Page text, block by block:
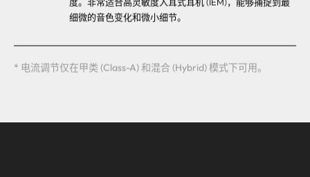
细微的音色变化和微小细节。
* 电流调节仅在甲类 (Class-A) 和混合 (Hybrid) 模式下可用。